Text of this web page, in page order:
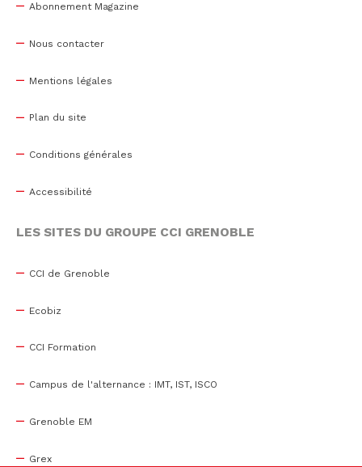
Abonnement Magazine
Nous contacter
Mentions légales
Plan du site
Conditions générales
Accessibilité
LES SITES DU GROUPE CCI GRENOBLE
CCI de Grenoble
Ecobiz
CCI Formation
Campus de l'alternance : IMT, IST, ISCO
Grenoble EM
Grex